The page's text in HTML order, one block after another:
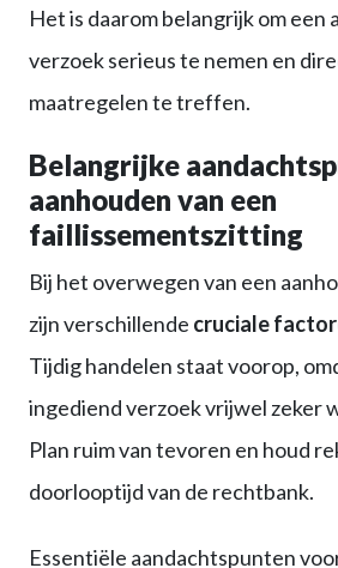
Het is daarom belangrijk om een
verzoek serieus te nemen en
maatregelen te treffen.
Belangrijke
aanhouden van een
faillissementszitting
Bij het overwegen van een
zijn verschillende cruciale
Tijdig handelen staat voorop,
ingediend verzoek vrijwel zeker
Plan ruim van tevoren en houd
doorlooptijd van de rechtbank.
Essentiële aandachtspunten